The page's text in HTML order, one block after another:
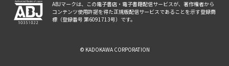
ABJマークは、この電子書店・電子書籍配信サービスが、著作権者から
コンテンツ使用許諾を得た正規版配信サービスであることを示す登録商
標（登録番号 第6091713号）です。
© KADOKAWA CORPORATION